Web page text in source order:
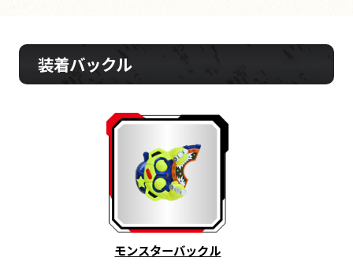
装着バックル
モンスターバックル